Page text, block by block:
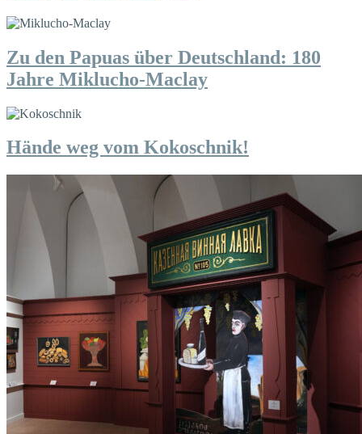
Zu den Papuas über Deutschland: 180
Jahre Miklucho-Maclay
Hände weg vom Kokoschnik!